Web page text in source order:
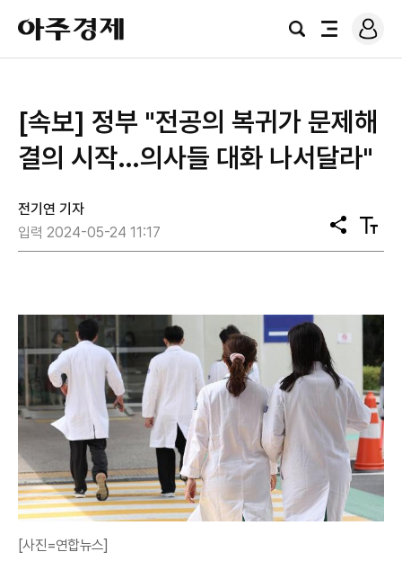
아
주
경
검
전
로
그
[속보] 정부 "전공의 복귀가 문제해
결의 시작…의사들 대화 나서달라"
전기연 기자
입력 2024-05-24 11:17
공
유
텍
스
[사진=연합뉴스]